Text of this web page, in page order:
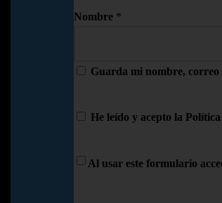
Nombre *
Guarda mi nombre, correo
He leído y acepto la
Al usar este formulario